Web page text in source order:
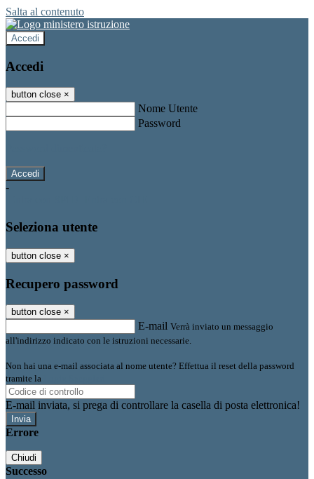
Salta al contenuto
Accedi
Accedi
button close ×
Nome Utente
Password
-
Seleziona utente
button close ×
Recupero password
button close ×
E-mail Verrà inviato un messaggio
all'indirizzo indicato con le istruzioni necessarie.
Non hai una e-mail associata al nome utente? Effettua il reset della password
tramite la
E-mail inviata, si prega di controllare la casella di posta elettronica!
Errore
Chiudi
Successo